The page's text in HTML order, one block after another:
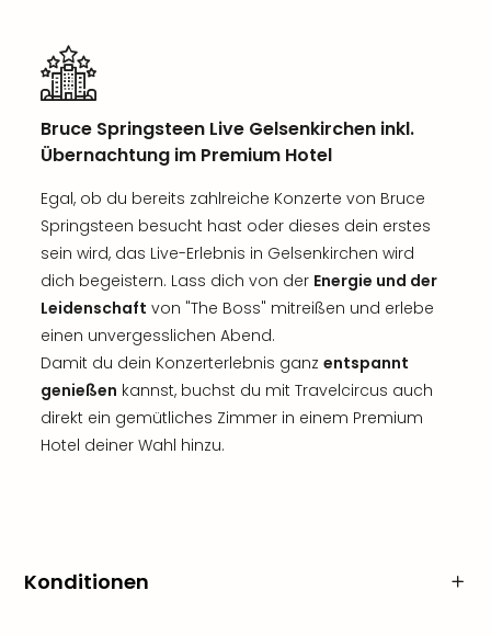
Bruce Springsteen Live Gelsenkirchen inkl.
Übernachtung im Premium Hotel
Egal, ob du bereits zahlreiche Konzerte von Bruce
Springsteen besucht hast oder dieses dein erstes
sein wird, das Live-Erlebnis in Gelsenkirchen wird
dich begeistern. Lass dich von der Energie und der
Leidenschaft von "The Boss" mitreißen und erlebe
einen unvergesslichen Abend.
Damit du dein Konzerterlebnis ganz entspannt
genießen kannst, buchst du mit Travelcircus auch
direkt ein gemütliches Zimmer in einem Premium
Hotel deiner Wahl hinzu.
Konditionen